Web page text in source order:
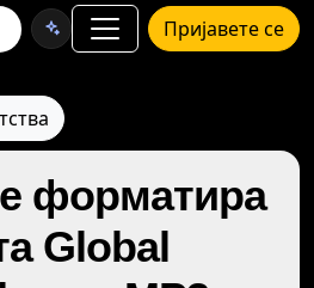
Пријавете се
форматира
Global